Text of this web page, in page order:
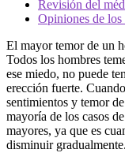
Revisión del
Opiniones de los
El mayor temor de un
Todos los hombres
ese miedo, no puede
erección fuerte.
sentimientos y temor
mayoría de los casos
mayores, ya que es
disminuir gradualmente.